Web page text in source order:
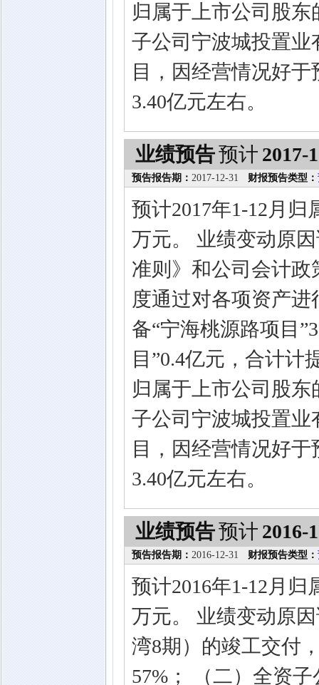
归属于上市公司股东
子公司宁波城投置业
目，因经营情况好
3.40亿元左右。
业绩预告预计 2017-
预告报告期： 2017-12-31 财报预告类型：
预计2017年1-12月归
万元。 业绩变动原
准则》和公司会计政
度通过对各项资产
备“宁海桃源路项目
目”0.4亿元，合计计
归属于上市公司股东
子公司宁波城投置业
目，因经营情况好
3.40亿元左右。
业绩预告预计 2016-
预告报告期： 2016-12-31 财报预告类型：
预计2016年1-12月归
万元。 业绩变动原
湾8期）的竣工交付
57%； （二）全资